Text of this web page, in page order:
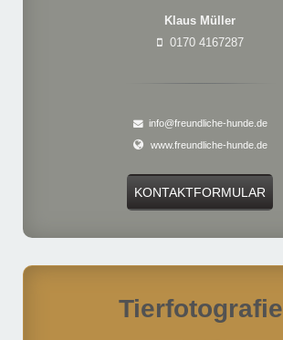
Klaus Müller
0170 4167287
info@freundliche-hunde.de
www.freundliche-hunde.de
KONTAKTFORMULAR
Tierfotografie